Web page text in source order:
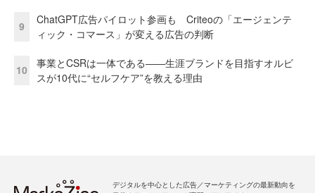
9
ChatGPT広告パイロット参画も Criteoの「エージェンテ
ィック・コマース」が変える広告の判断
10
事業とCSRは一体である――生涯ブランドを目指すオルビ
スが10代に“セルフケア”を教える理由
デジタルを中心とした広告／マーケティングの最新動向を